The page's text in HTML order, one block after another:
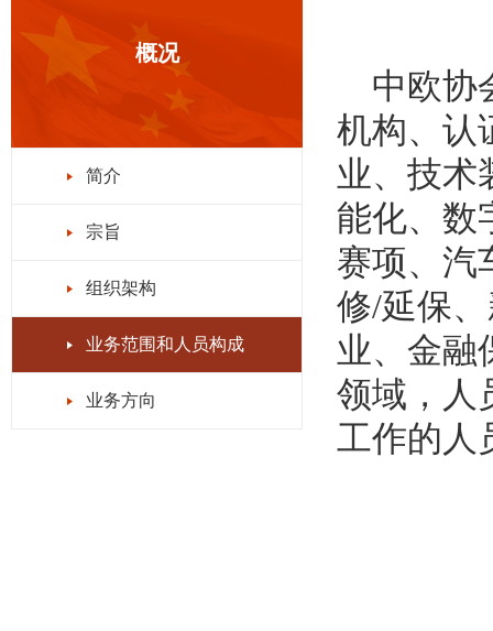
概况
简介
宗旨
组织架构
业务范围和人员构成
业务方向
中欧协
机构、认
业、技术
能化、数
赛项、汽
修/延保
业、金融
领域，人
工作的人